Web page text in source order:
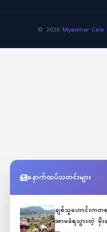
© 2026 Myanmar Cele
နောက်ထပ်သတင်းများ
ချစ်သူဟောင်းကတ
အာမခံရသွားတဲ့ မိုး